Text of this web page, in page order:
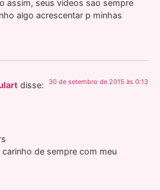
assim, seus videos sao sempre
algo acrescentar p minhas
disse: 30 de setembro de 2015 às 0:13
de sempre com meu